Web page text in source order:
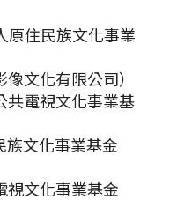
原住民族文化事業
文化有限公司）
共電視文化事業基
族文化事業基金
視文化事業基金